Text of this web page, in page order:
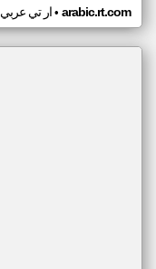
ار تي عربي• arabic.rt.com